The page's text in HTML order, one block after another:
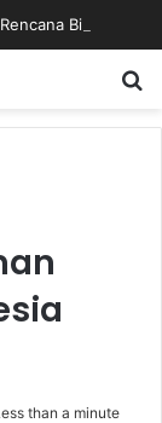
than a minute